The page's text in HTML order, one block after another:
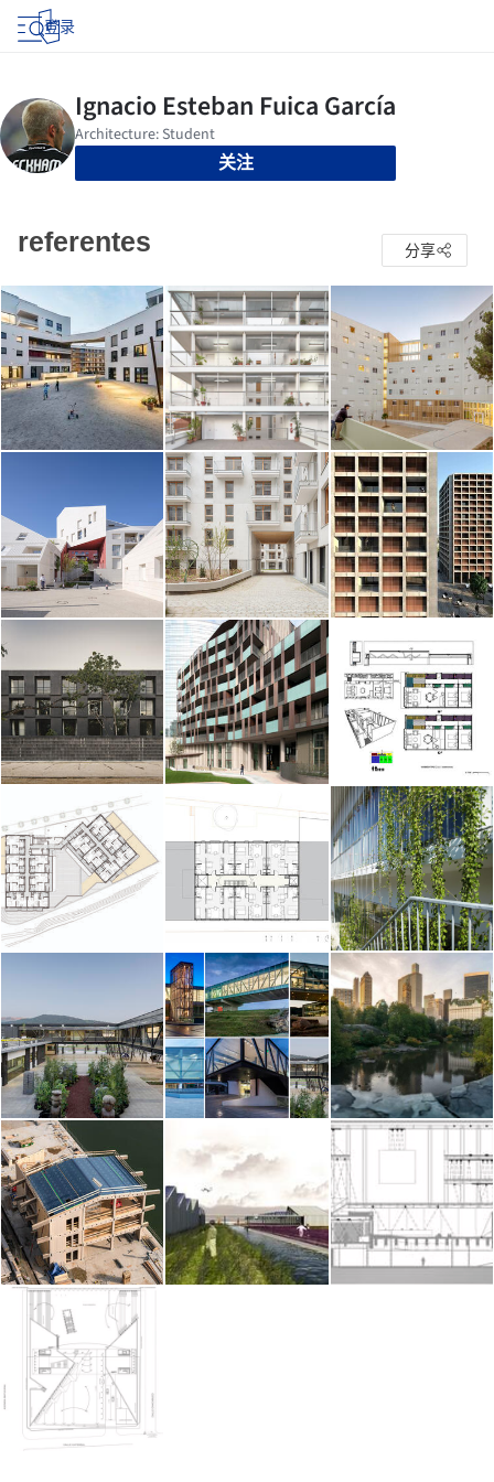
登录
关注
referentes 分享